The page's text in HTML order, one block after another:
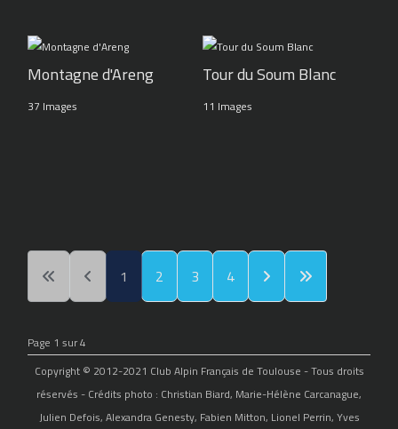
Montagne d'Areng
37 Images
Tour du Soum Blanc
11 Images
1 2 3 4
Page 1 sur 4
Copyright © 2012-2021 Club Alpin Français de Toulouse - Tous droits
réservés - Crédits photo : Christian Biard, Marie-Hélène Carcanague,
Julien Defois, Alexandra Genesty, Fabien Mitton, Lionel Perrin, Yves